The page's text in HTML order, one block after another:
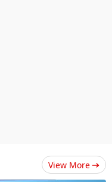
View More